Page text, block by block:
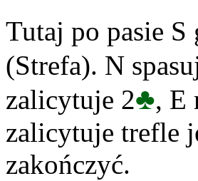
Tutaj po pasie S
(Strefa). N
zalicytuje 2♣, E
zalicytuje trefle
zakończyć.